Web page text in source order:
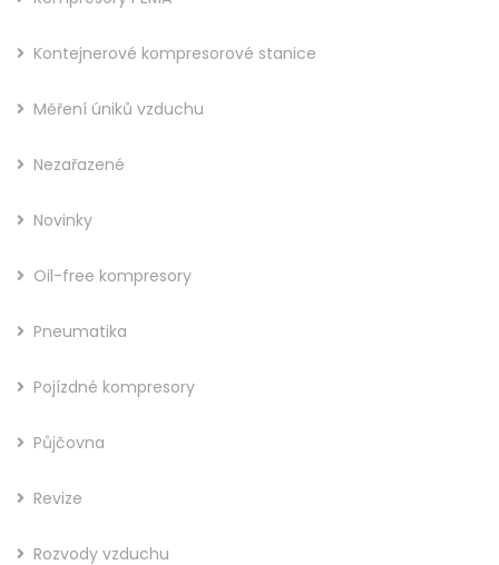
Kontejnerové kompresorové stanice
Měření úniků vzduchu
Nezařazené
Novinky
Oil-free kompresory
Pneumatika
Pojízdné kompresory
Půjčovna
Revize
Rozvody vzduchu